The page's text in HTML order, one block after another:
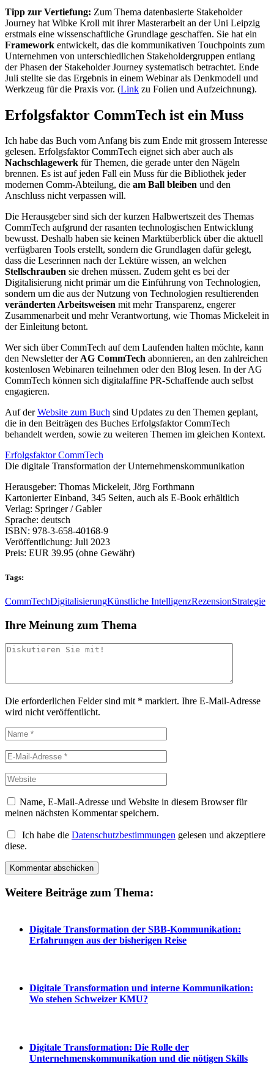
Tipp zur Vertiefung: Zum Thema datenbasierte Stakeholder
Journey hat Wibke Kroll mit ihrer Masterarbeit an der Uni Leipzig
erstmals eine wissenschaftliche Grundlage geschaffen. Sie hat ein
Framework entwickelt, das die kommunikativen Touchpoints zum
Unternehmen von unterschiedlichen Stakeholdergruppen entlang
der Phasen der Stakeholder Journey systematisch betrachtet. Ende
Juli stellte sie das Ergebnis in einem Webinar als Denkmodell und
Werkzeug für die Praxis vor. (Link zu Folien und Aufzeichnung).
Erfolgsfaktor CommTech ist ein Muss
Ich habe das Buch vom Anfang bis zum Ende mit grossem Interesse
gelesen. Erfolgsfaktor CommTech eignet sich aber auch als
Nachschlagewerk für Themen, die gerade unter den Nägeln
brennen. Es ist auf jeden Fall ein Muss für die Bibliothek jeder
modernen Comm-Abteilung, die am Ball bleiben und den
Anschluss nicht verpassen will.
Die Herausgeber sind sich der kurzen Halbwertszeit des Themas
CommTech aufgrund der rasanten technologischen Entwicklung
bewusst. Deshalb haben sie keinen Marktüberblick über die aktuell
verfügbaren Tools erstellt, sondern die Grundlagen dafür gelegt,
dass die Leserinnen nach der Lektüre wissen, an welchen
Stellschrauben sie drehen müssen. Zudem geht es bei der
Digitalisierung nicht primär um die Einführung von Technologien,
sondern um die aus der Nutzung von Technologien resultierenden
veränderten Arbeitsweisen mit mehr Transparenz, engerer
Zusammenarbeit und mehr Verantwortung, wie Thomas Mickeleit in
der Einleitung betont.
Wer sich über CommTech auf dem Laufenden halten möchte, kann
den Newsletter derAG CommTech abonnieren, an den zahlreichen
kostenlosen Webinaren teilnehmen oder den Blog lesen. In der AG
CommTech können sich digitalaffine PR-Schaffende auch selbst
engagieren.
Auf derWebsite zum Buch sind Updates zu den Themen geplant,
die in den Beiträgen des Buches Erfolgsfaktor CommTech
behandelt werden, sowie zu weiteren Themen im gleichen Kontext.
Erfolgsfaktor CommTech
Die digitale Transformation der Unternehmenskommunikation
Herausgeber: Thomas Mickeleit, Jörg Forthmann
Kartonierter Einband, 345 Seiten, auch als E-Book erhältlich
Verlag: Springer / Gabler
Sprache: deutsch
ISBN: 978-3-658-40168-9
Veröffentlichung: Juli 2023
Preis: EUR 39.95 (ohne Gewähr)
Tags:
CommTechDigitalisierungKünstliche IntelligenzRezensionStrategie
Ihre Meinung zum Thema
Die erforderlichen Felder sind mit * markiert. Ihre E-Mail-Adresse
wird nicht veröffentlicht.
Name, E-Mail-Adresse und Website in diesem Browser für
meinen nächsten Kommentar speichern.
Ich habe die Datenschutzbestimmungen gelesen und akzeptiere
diese.
Weitere Beiträge zum Thema:
Digitale Transformation der SBB-Kommunikation:
Erfahrungen aus der bisherigen Reise
Digitale Transformation und interne Kommunikation:
Wo stehen Schweizer KMU?
Digitale Transformation: Die Rolle der
Unternehmenskommunikation und die nötigen Skills